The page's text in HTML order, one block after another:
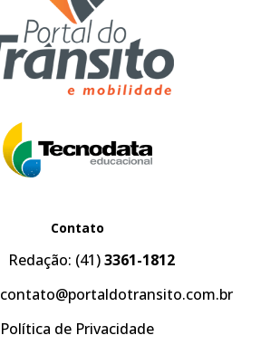
Contato
Redação: (41)3361-1812
contato@portaldotransito.com.br
Política de Privacidade